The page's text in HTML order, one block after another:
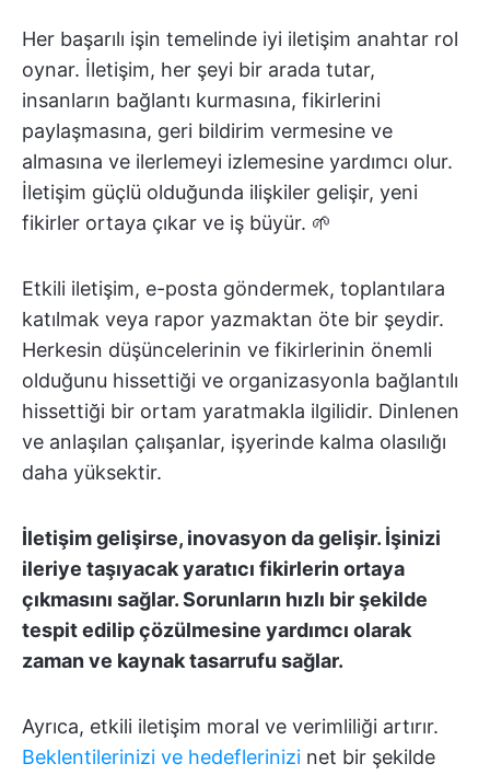
Her başarılı işin temelinde iyi iletişim anahtar rol
oynar. İletişim, her şeyi bir arada tutar,
insanların bağlantı kurmasına, fikirlerini
paylaşmasına, geri bildirim vermesine ve
almasına ve ilerlemeyi izlemesine yardımcı olur.
İletişim güçlü olduğunda ilişkiler gelişir, yeni
fikirler ortaya çıkar ve iş büyür. 🌱
Etkili iletişim, e-posta göndermek, toplantılara
katılmak veya rapor yazmaktan öte bir şeydir.
Herkesin düşüncelerinin ve fikirlerinin önemli
olduğunu hissettiği ve organizasyonla bağlantılı
hissettiği bir ortam yaratmakla ilgilidir. Dinlenen
ve anlaşılan çalışanlar, işyerinde kalma olasılığı
daha yüksektir.
İletişim gelişirse, inovasyon da gelişir. İşinizi
ileriye taşıyacak yaratıcı fikirlerin ortaya
çıkmasını sağlar. Sorunların hızlı bir şekilde
tespit edilip çözülmesine yardımcı olarak
zaman ve kaynak tasarrufu sağlar.
Ayrıca, etkili iletişim moral ve verimliliği artırır.
Beklentilerinizi ve hedeflerinizi net bir şekilde